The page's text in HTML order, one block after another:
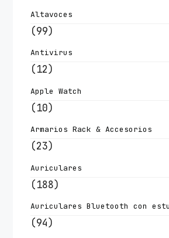
Altavoces
(99)
Antivirus
(12)
Apple Watch
(10)
Armarios Rack & Accesorios
(23)
Auriculares
(188)
Auriculares Bluetooth con
(94)